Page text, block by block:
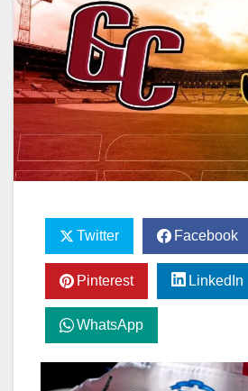
Twitter Facebook
Pinterest LinkedIn
WhatsApp